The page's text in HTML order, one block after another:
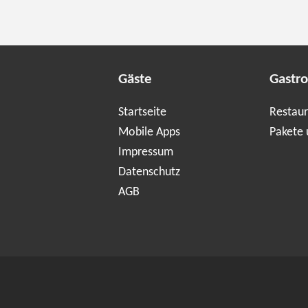
Gäste
Startseite
Mobile Apps
Impressum
Datenschutz
AGB
Pakete